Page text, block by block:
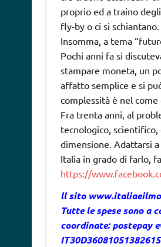
proprio ed a traino
fly-by o ci si schiantano.
Insomma, a tema
Pochi anni fa si
stampare moneta, un
affatto semplice e si
complessità è nel
Fra trenta anni, al
tecnologico,
dimensione. Adattarsi
Italia in grado di farlo,
https://
ll sito
Tutte le spese sono a
coordinate: postepay